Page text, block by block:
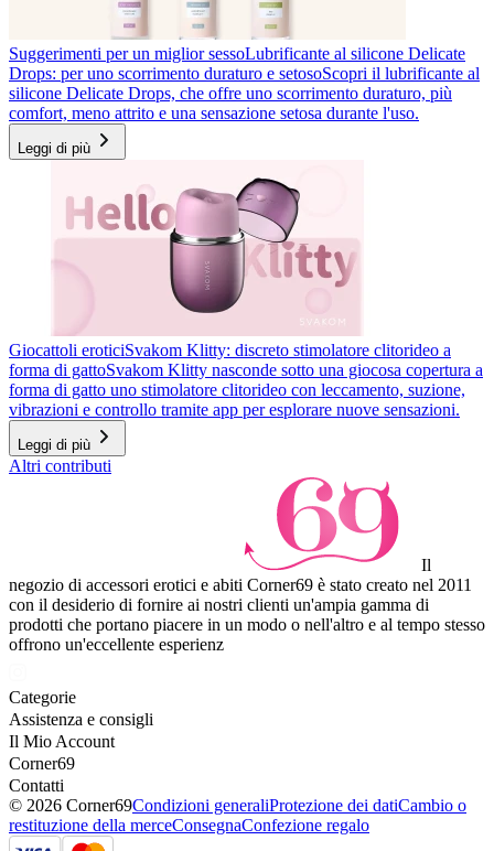
Suggerimenti per un miglior sessoLubrificante al silicone Delicate
Drops: per uno scorrimento duraturo e setosoScopri il lubrificante al
silicone Delicate Drops, che offre uno scorrimento duraturo, più
comfort, meno attrito e una sensazione setosa durante l'uso.
Leggi di più
Giocattoli eroticiSvakom Klitty: discreto stimolatore clitorideo a
forma di gattoSvakom Klitty nasconde sotto una giocosa copertura a
forma di gatto uno stimolatore clitorideo con leccamento, suzione,
vibrazioni e controllo tramite app per esplorare nuove sensazioni.
Leggi di più
Altri contributi
Il
negozio di accessori erotici e abiti Corner69 è stato creato nel 2011
con il desiderio di fornire ai nostri clienti un'ampia gamma di
prodotti che portano piacere in un modo o nell'altro e al tempo stesso
offrono un'eccellente esperienz
Categorie
Assistenza e consigli
Il Mio Account
Corner69
Contatti
© 2026 Corner69Condizioni generaliProtezione dei datiCambio o
restituzione della merceConsegnaConfezione regalo